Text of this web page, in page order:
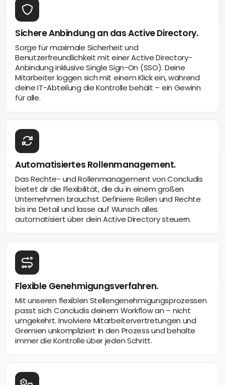
Sichere Anbindung an das Active Directory.
Sorge für maximale Sicherheit und
Benutzerfreundlichkeit mit einer Active Directory-
Anbindung inklusive Single Sign-On (SSO). Deine
Mitarbeiter loggen sich mit einem Klick ein, während
deine IT-Abteilung die Kontrolle behält – ein Gewinn
für alle.
Automatisiertes Rollenmanagement.
Das Rechte- und Rollenmanagement von Concludis
bietet dir die Flexibilität, die du in einem großen
Unternehmen brauchst. Definiere Rollen und Rechte
bis ins Detail und lasse auf Wunsch alles
automatisiert über dein Active Directory steuern.
Flexible Genehmigungsverfahren.
Mit unseren flexiblen Stellengenehmigungsprozessen
passt sich Concludis deinem Workflow an – nicht
umgekehrt. Involviere Mitarbeitervertretungen und
Gremien unkompliziert in den Prozess und behalte
immer die Kontrolle über jeden Schritt.